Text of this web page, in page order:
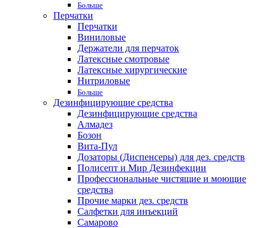
Больше
Перчатки
Перчатки
Виниловые
Держатели для перчаток
Латексные смотровые
Латексные хирургические
Нитриловые
Больше
Дезинфицирующие средства
Дезинфицирующие средства
Алмадез
Бозон
Вита-Пул
Дозаторы (Диспенсеры) для дез. средств
Полисепт и Мир Дезинфекции
Профессиональные чистящие и моющие
средства
Прочие марки дез. средств
Салфетки для инъекций
Самарово